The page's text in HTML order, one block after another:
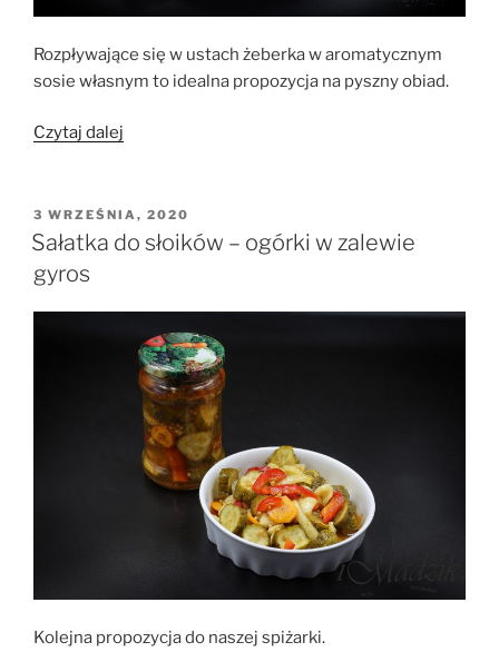
Rozpływające się w ustach żeberka w aromatycznym
sosie własnym to idealna propozycja na pyszny obiad.
Czytaj dalej
własnym”
OPUBLIKOWANE
W
3 WRZEŚNIA, 2020
Sałatka do słoików – ogórki w zalewie
gyros
Kolejna propozycja do naszej spiżarki.